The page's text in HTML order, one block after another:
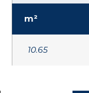
m²
10.65